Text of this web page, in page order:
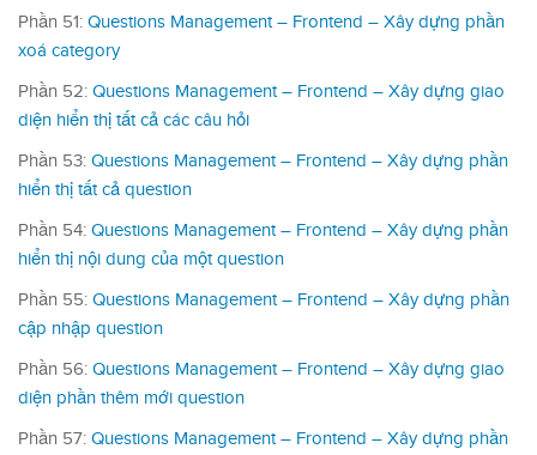
Phần 51: Questions Management – Frontend – Xây dựng phần
xoá category
Phần 52: Questions Management – Frontend – Xây dựng giao
diện hiển thị tất cả các câu hỏi
Phần 53: Questions Management – Frontend – Xây dựng phần
hiển thị tất cả question
Phần 54: Questions Management – Frontend – Xây dựng phần
hiển thị nội dung của một question
Phần 55: Questions Management – Frontend – Xây dựng phần
cập nhập question
Phần 56: Questions Management – Frontend – Xây dựng giao
diện phần thêm mới question
Phần 57: Questions Management – Frontend – Xây dựng phần